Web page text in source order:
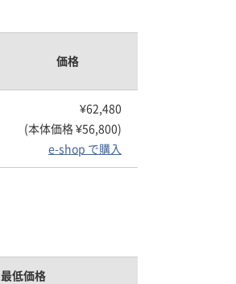
価格
¥62,480
(本体価格 ¥56,800)
e-shop で購入
最低価格